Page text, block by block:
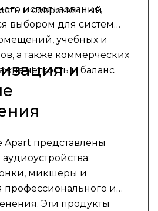
и современный
использования,
выбором для систем
учебных и
а также коммерческих
четкость и баланс
и
Apart представлены
микшеры и
профессионального и
Эти продукты